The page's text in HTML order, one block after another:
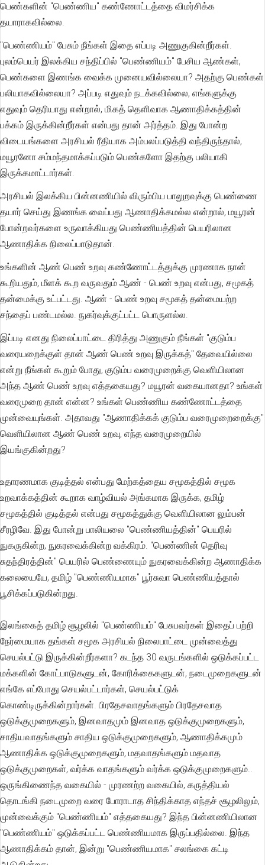
பெண்களின் "பெண்ணிய" கண்ணோட்டத்தை விமர்சிக்க
தயாராகவில்லை.
"பெண்ணியம்" பேசும் நீங்கள் இதை எப்படி அணுகுகின்றீர்கள்.
புலம்பெயர் இலக்கிய சந்திப்பில் "பெண்ணியம்" பேசிய ஆண்கள்,
பெண்களை இணங்க வைக்க முனையவில்லையா? அதற்கு பெண்கள்
பலியாகவில்லையா? அப்படி எதுவும் நடக்கவில்லை, எங்களுக்கு
எதுவும் தெரியாது என்றால், மிகத் தெளிவாக ஆணாதிக்கத்தின்
பக்கம் இருக்கின்றீர்கள் என்பது தான் அர்த்தம். இது போன்ற
விடையங்களை அரசியல் ரீதியாக அம்பலப்படுத்தி வந்திருந்தால்,
மயூரனோ சம்மந்தமாக்கப்படும் பெண்களோ இதற்கு பலியாகி
இருக்கமாட்டார்கள்.
அரசியல் இலக்கிய பின்னணியில் விரும்பிய பாலுறவுக்கு பெண்ணை
தயார் செய்து இணங்க வைப்பது ஆணாதிக்கமல்ல என்றால், மயூரன்
போன்றவர்களை உருவாக்கியது பெண்ணியத்தின் பெயரிலான
ஆணாதிக்க நிலைப்பாடுதான்.
உங்களின் ஆண் பெண் உறவு கண்ணோட்டத்துக்கு முரணாக நான்
கூறியதும், மீளக் கூற வருவதும் ஆண் - பெண் உறவு என்பது, சமூகத்
தன்மைக்கு உட்பட்டது. ஆண் - பெண் உறவு சமூகத் தன்மையற்ற
சந்தைப் பண்டமல்ல. நுகர்வுக்குட்பட்ட பொருளல்ல.
இப்படி எனது நிலைப்பாட்டை திரித்து அணுகும் நீங்கள் "குடும்ப
வரையறைக்குள் தான் ஆண் பெண் உறவு இருக்கத்" தேவையில்லை
என்று நீங்கள் கூறும் போது, குடும்ப வரைமுறைக்கு வெளியிலான
அந்த ஆண் பெண் உறவு எத்தகையது? மயூரன் வகையானதா? உங்கள்
வரைமுறை தான் என்ன? உங்கள் பெண்ணிய கண்ணோட்டத்தை
முன்வையுங்கள். அதாவது "ஆணாதிக்கக் குடும்ப வரைமுறைறைக்கு"
வெளியிலான ஆண் பெண் உறவு, எந்த வரைமுறையில்
இயங்குகின்றது?
உதாரணமாக குடித்தல் என்பது மேற்கத்தைய சமூகத்தில் சமூக
உறவாக்கத்தின் கூறாக வாழ்வியல் அங்கமாக இருக்க, தமிழ்
சமூகத்தில் குடித்தல் என்பது சமூகத்துக்கு வெளியிலான லும்பன்
சீரழிவே. இது போன்று பாலியலை "பெண்ணியத்தின்" பெயரில்
நுகருகின்ற, நுகரவைக்கின்ற வக்கிரம். "பெண்ணின் தெரிவு
சுதந்திரத்தின்" பெயரில் பெண்ணையும் நுகரவைக்கின்ற ஆணாதிக்க
கலையையே, தமிழ் "பெண்ணியமாக" பூர்சுவா பெண்ணியத்தால்
பூசிக்கப்படுகின்றது.
இலங்கைத் தமிழ் சூழலில் "பெண்ணியம்" பேசுபவர்கள் இதைப் பற்றி
நேர்மையாக தங்கள் சமூக அரசியல் நிலைபாட்டை முன்வைத்து
செயல்பட்டு இருக்கின்றீர்களா? கடந்த 30 வருடங்களில் ஒடுக்கப்பட்ட
மக்களின் கோட்பாடுகளுடன், கோரிக்கைகளுடன், நடைமுறைகளுடன்
எங்கே எப்போது செயல்பட்டார்கள், செயல்பட்டுக்
கொண்டிருக்கின்றார்கள். பிரதேசவாதங்களும் பிரதேசவாத
ஒடுக்குமுறைகளும், இனவாதமும் இனவாத ஒடுக்குமுறைகளும்,
சாதியவாதங்களும் சாதிய ஒடுக்குமுறைகளும், ஆணாதிக்கமும்
ஆணாதிக்க ஒடுக்குமுறைகளும், மதவாதங்களும் மதவாத
ஒடுக்குமுறைகள், வர்க்க வாதங்களும் வர்க்க ஒடுக்குமுறைகளும்..
ஒருங்கிணைந்த வகையில் - முரணற்ற வகையில், கருத்தியல்
தொடங்கி நடைமுறை வரை போராடாத சிந்திக்காத எந்தச் சூழலிலும்,
முன்வைக்கும் "பெண்ணியம்" எத்தகையது? இந்த பின்னணியிலான
"பெண்ணியம்" ஒடுக்கப்பட்ட பெண்ணியமாக இருப்பதில்லை. இந்த
ஆணாதிக்கம் தான், இன்று "பெண்ணியமாக" சலங்கை கட்டி